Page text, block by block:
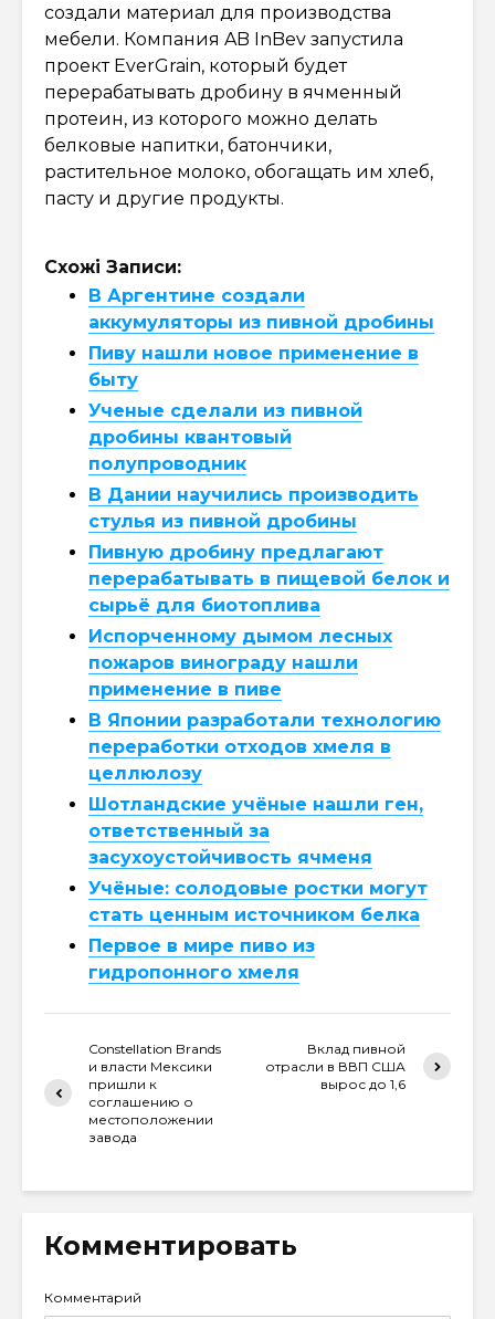
создали материал для производства
мебели. Компания AB InBev запустила
проект EverGrain, который будет
перерабатывать дробину в ячменный
протеин, из которого можно делать
белковые напитки, батончики,
растительное молоко, обогащать им хлеб,
пасту и другие продукты.
Схожі Записи:
В Аргентине создали
аккумуляторы из пивной дробины
Пиву нашли новое применение в
быту
Ученые сделали из пивной
дробины квантовый
полупроводник
В Дании научились производить
стулья из пивной дробины
Пивную дробину предлагают
перерабатывать в пищевой белок и
сырьё для биотоплива
Испорченному дымом лесных
пожаров винограду нашли
применение в пиве
В Японии разработали технологию
переработки отходов хмеля в
целлюлозу
Шотландские учёные нашли ген,
ответственный за
засухоустойчивость ячменя
Учёные: солодовые ростки могут
стать ценным источником белка
Первое в мире пиво из
гидропонного хмеля
Constellation Brands
и власти Мексики
пришли к
соглашению о
местоположении
завода
Вклад пивной
отрасли в ВВП США
вырос до 1,6
Комментировать
Комментарий